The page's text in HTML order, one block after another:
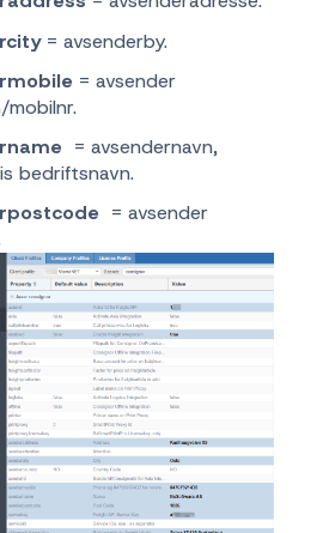
= avsenderby.
= avsender
mobilnr.
= avsendernavn,
bedriftsnavn.
= avsender